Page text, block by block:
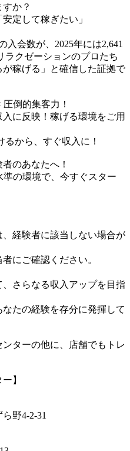
か？
定して稼ぎたい」
入会数が、2025年には2,641
ラクゼーションのプロたち
稼げる」と確信した証拠で
倒的集客力！
に反映！稼げる環境をご用
るから、すぐ収入に！
のあなたへ！
準の環境で、今すぐスター
経験者に該当しない場合が
にご確認ください。
さらなる収入アップを目指
たの経験を存分に発揮して
ターの他に、店舗でもトレ
】
野4-2-31